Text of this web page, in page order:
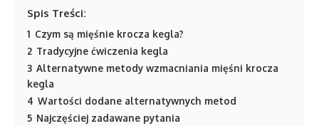
Spis Treści:
1 Czym są mięśnie krocza kegla?
2 Tradycyjne ćwiczenia kegla
3 Alternatywne metody wzmacniania mięśni krocza
kegla
4 Wartości dodane alternatywnych metod
5 Najczęściej zadawane pytania